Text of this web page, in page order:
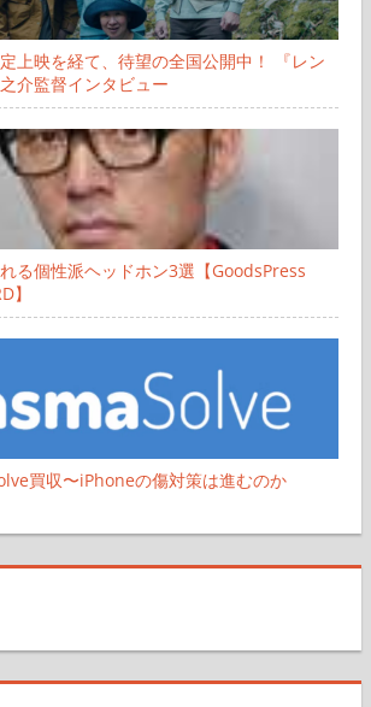
上映を経て、待望の全国公開中！ 『レン
介監督インタビュー
る個性派ヘッドホン3選【GoodsPress
】